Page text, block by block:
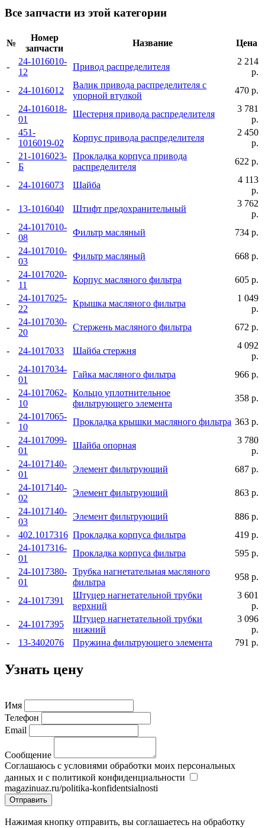
Все запчасти из этой категории
№
Номер
запчасти
Название Цена
-
24-1016010-
12
Привод распределителя
2 214
р.
-
24-1016012
Валик привода распределителя с
упорной втулкой
470 р.
-
24-1016018-
01
Шестерня привода распределителя
3 781
р.
-
451-
1016019-02
Корпус привода распределителя
2 450
р.
-
21-1016023-
Б
Прокладка корпуса привода
распределителя
622 р.
- 24-1016073 Шайба
4 113
р.
-
13-1016040 Штифт предохранительный
3 762
р.
-
24-1017010-
08
Фильтр масляный 734 р.
-
24-1017010-
03
Фильтр масляный 668 р.
-
24-1017020-
11
Корпус масляного фильтра 605 р.
-
24-1017025-
22
Крышка масляного фильтра
1 049
р.
-
24-1017030-
20
Стержень масляного фильтра 672 р.
- 24-1017033 Шайба стержня
4 092
р.
-
24-1017034-
01
Гайка масляного фильтра 966 р.
-
24-1017062-
10
Кольцо уплотнительное
фильтрующего элемента
358 р.
-
24-1017065-
10
Прокладка крышки масляного фильтра 363 р.
-
24-1017099-
01
Шайба опорная
3 780
р.
-
24-1017140-
01
Элемент фильтрующий 687 р.
-
24-1017140-
02
Элемент фильтрующий 863 р.
-
24-1017140-
03
Элемент фильтрующий
886 р.
-
402.1017316 Прокладка корпуса фильтра
419 р.
-
24-1017316-
01
Прокладка корпуса фильтра 595 р.
-
24-1017380-
01
Трубка нагнетательная масляного
фильтра
958 р.
- 24-1017391
Штуцер нагнетательной трубки
верхний
3 601
р.
-
24-1017395
Штуцер нагнетательной трубки
нижний
3 096
р.
-
13-3402076 Пружина фильтрующего элемента 791 р.
Узнать цену
Имя
Телефон
Email
Сообщение
Соглашаюсь с условиями обработки моих персональных
данных и с политикой конфиденциальности
magazinuaz.ru/politika-konfidentsialnosti
Отправить
Нажимая кнопку отправить, вы соглашаетесь на обработку